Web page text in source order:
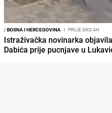
/BOSNA I HERCEGOVINA I PRIJE OKO 4H
Istraživačka novinarka
Dabića prije pucnjave u